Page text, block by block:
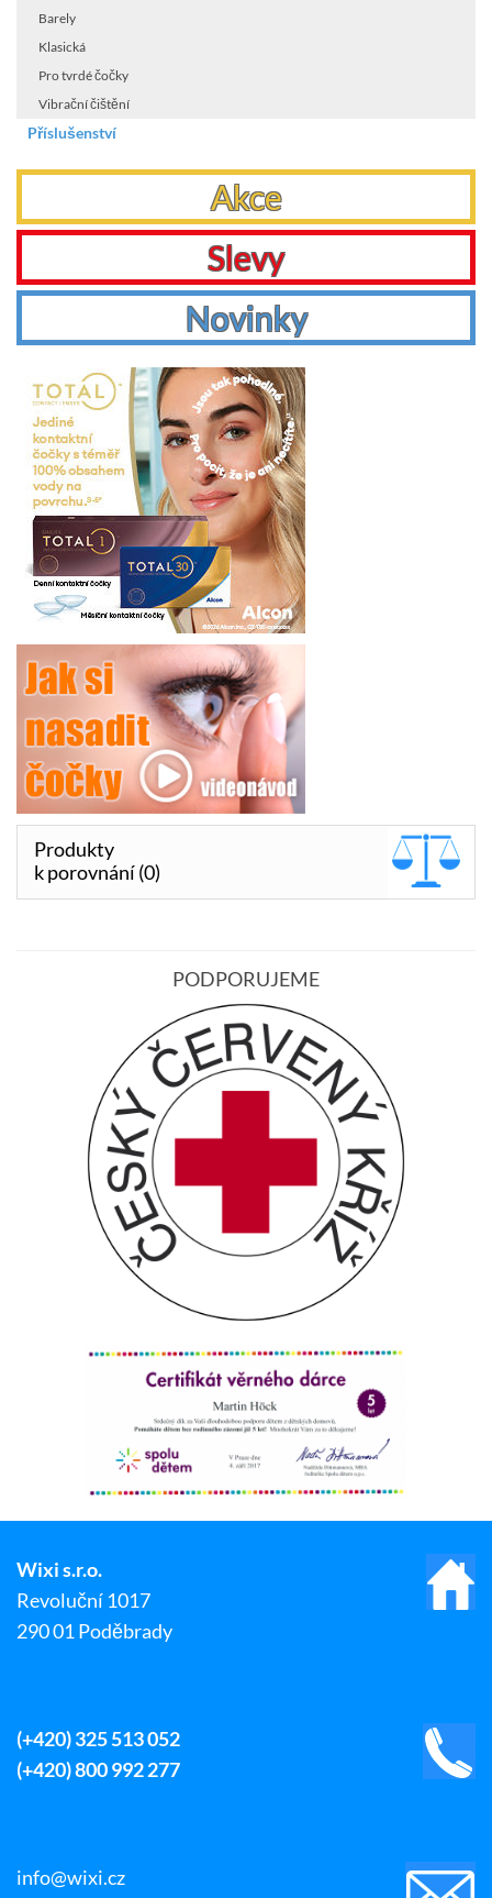
Barely
Klasická
Pro tvrdé čočky
Vibrační čištění
Příslušenství
Akce
Slevy
Novinky
Produkty
k porovnání (0)
PODPORUJEME
Wixi s.r.o.
Revoluční 1017
290 01 Poděbrady
(+420) 325 513 052
(+420) 800 992 277
info@wixi.cz